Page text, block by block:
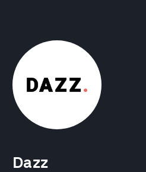
Dazz